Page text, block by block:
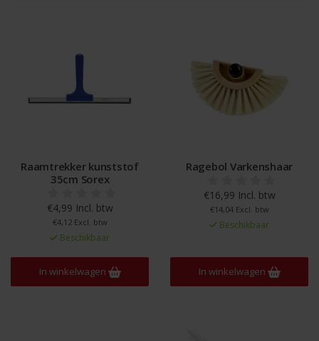
Raamtrekker kunststof
35cm Sorex
€4,99 Incl. btw
€4,12 Excl. btw
Beschikbaar
In winkelwagen
Ragebol Varkenshaar
€16,99 Incl. btw
€14,04 Excl. btw
Beschikbaar
In winkelwagen